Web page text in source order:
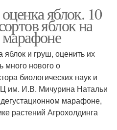
яблок. 10
яблок на
и груш, оценить их
много нового о
биологических наук и
им. И.В. Мичурина Натальи
марафоне,
растений Агрохолдинга